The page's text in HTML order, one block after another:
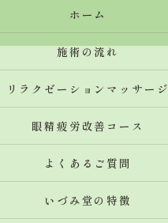
ホーム
施術の流れ
リラクゼーションマッサージ
眼精疲労改善コース
よくあるご質問
いづみ堂の特徴